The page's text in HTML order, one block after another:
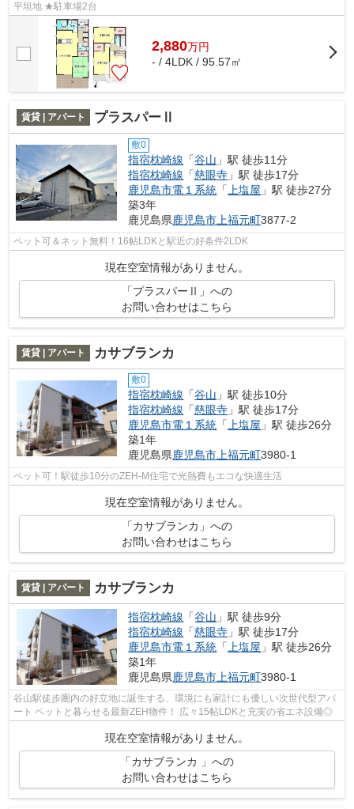
平坦地 ★駐車場2台
2,880万円
- / 4LDK / 95.57㎡
賃貸 | アパート プラスパーⅡ
敷0
指宿枕崎線 「谷山 」駅 徒歩11分
指宿枕崎線 「慈眼寺 」駅 徒歩17分
鹿児島市電１系統 「 上塩屋 」駅 徒歩27分
築3年
鹿児島県鹿児島市 上福元町3877-2
ペット可＆ネット無料！16帖LDKと駅近の好条件2LDK
現在空室情報がありません。
「プラスパーⅡ」への
お問い合わせはこちら
賃貸 | アパート カサブランカ
敷0
指宿枕崎線 「谷山 」駅 徒歩10分
指宿枕崎線 「慈眼寺 」駅 徒歩17分
鹿児島市電１系統 「上塩屋 」駅 徒歩26分
築1年
鹿児島県鹿児島市上福元町3980-1
ペット可！駅徒歩10分のZEH-M住宅で光熱費もエコな快適生活
現在空室情報がありません。
「カサブランカ」への
お問い合わせはこちら
賃貸 | アパート カサブランカ
指宿枕崎線 「谷山 」駅 徒歩9分
指宿枕崎線 「慈眼寺 」駅 徒歩17分
鹿児島市電１系統 「 上塩屋 」駅 徒歩26分
築1年
鹿児島県鹿児島市 上福元町3980-1
谷山駅徒歩圏内の好立地に誕生する、環境にも家計にも優しい次世代型アパ
ート ペットと暮らせる最新ZEH物件！ 広々15帖LDKと充実の省エネ設備◎
現在空室情報がありません。
「カサブランカ 」への
お問い合わせはこちら